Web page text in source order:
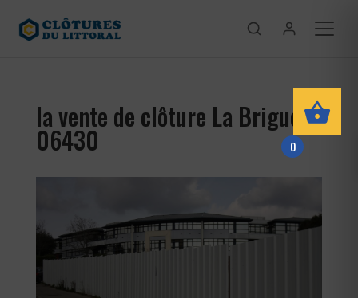
la vente de clôture La Brigue
06430 0